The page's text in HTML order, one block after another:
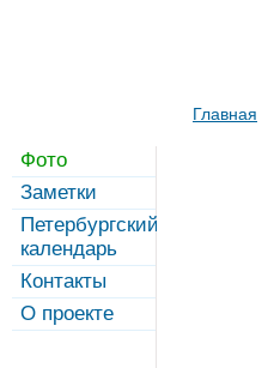
Фото
Заметки
Петербургский
календарь
Контакты
О проекте
Главная